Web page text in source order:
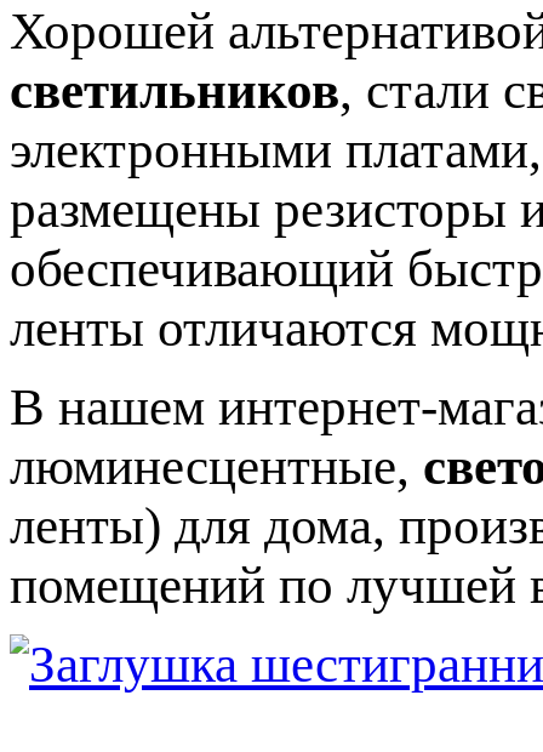
Хорошей
светильников, стали
электронными
размещены резисторы
обеспечивающий
ленты отличаются
В нашем интернет-
люминесцентные,
ленты) для дома,
помещений по лучшей